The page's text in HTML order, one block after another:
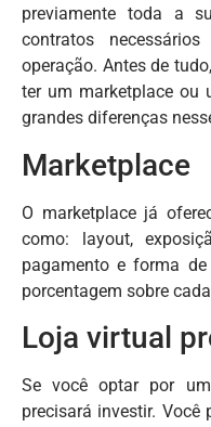
previamente toda a
contratos
operação. Antes de
ter um marketplace ou
grandes diferenças
Marketplace
O marketplace já
como: layout,
pagamento e forma
porcentagem sobre
Loja virtual
Se você optar por
precisará investir.